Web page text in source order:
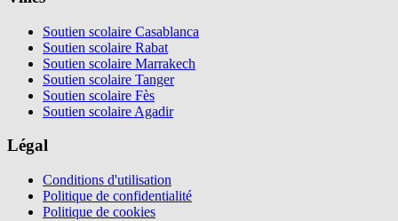
Soutien scolaire Casablanca
Soutien scolaire Rabat
Soutien scolaire Marrakech
Soutien scolaire Tanger
Soutien scolaire Fès
Soutien scolaire Agadir
Légal
Conditions d'utilisation
Politique de confidentialité
Politique de cookies